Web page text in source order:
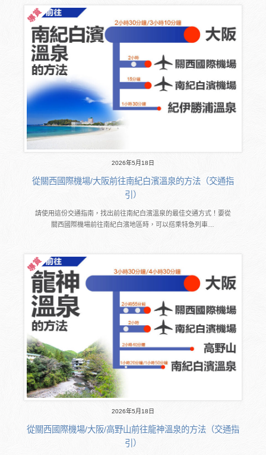
2026年5月18日
從關西國際機場/大阪前往南紀白濱溫泉的方法（交通指
引）
請使用這份交通指南，找出前往南紀白濱溫泉的最佳交通方式！要從
關西國際機場前往南紀白濱地區時，可以搭乘特急列車…
2026年5月18日
從關西國際機場/大阪/高野山前往龍神溫泉的方法（交通指
引）